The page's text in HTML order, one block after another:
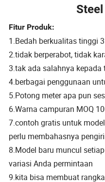
Fitur Produk:
1.Bedah berkualitas tinggi
2.tidak berperabot, tidak
3.tak ada salahnya kepada
4.berbagai penggunaan
5.Potong meter apa pun
6.Warna campuran MOQ
7.contoh gratis untuk
perlu membahasnya
8.Model baru muncul
variasi Anda permintaan
9.kita bisa membuat